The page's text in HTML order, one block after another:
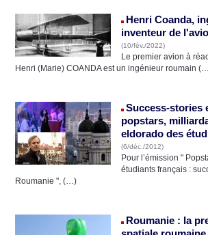
Henri Coanda,
inventeur de
(10/fév./2022)
Le premier avion à
Henri (Marie) COANDA est un ingénieur roumain
Success-stories
popstars,
eldorado des
(6/déc./2012)
Pour l’émission "
étudiants français :
Roumanie ", (…)
Roumanie : la